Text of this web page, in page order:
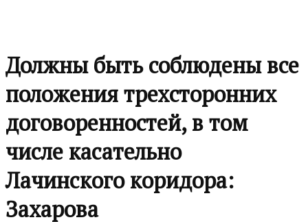
Должны быть соблюдены все
положения трехсторонних
договоренностей, в том
числе касательно
Лачинского коридора:
Захарова